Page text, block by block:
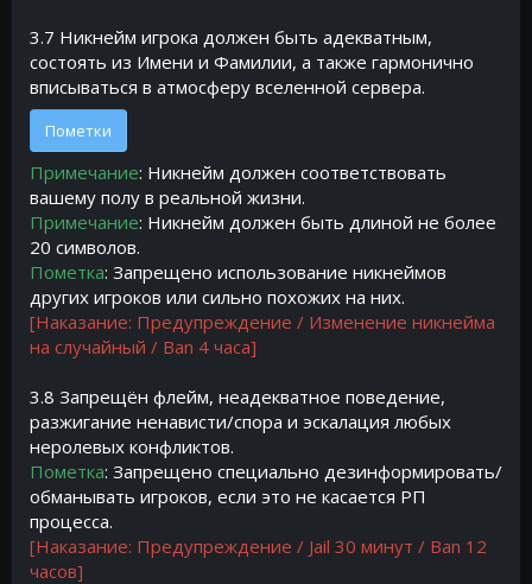
3.7 Никнейм игрока должен быть адекватным,
состоять из Имени и Фамилии, а также гармонично
вписываться в атмосферу вселенной сервера.
Пометки
Примечание: Никнейм должен соответствовать
вашему полу в реальной жизни.
Примечание: Никнейм должен быть длиной не более
20 символов.
Пометка: Запрещено использование никнеймов
других игроков или сильно похожих на них.
[Наказание: Предупреждение / Изменение никнейма
на случайный / Ban 4 часа]
3.8 Запрещён флейм, неадекватное поведение,
разжигание ненависти/спора и эскалация любых
неролевых конфликтов.
Пометка: Запрещено специально дезинформировать/
обманывать игроков, если это не касается РП
процесса.
[Наказание: Предупреждение / Jail 30 минут / Ban 12
часов]